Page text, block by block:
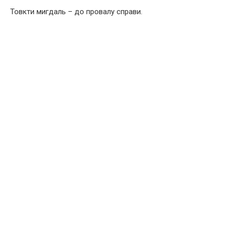
Товкти мигдаль – до провалу справи.